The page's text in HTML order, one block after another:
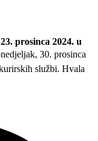
prosinca 2024. u
30. prosinca
službi. Hvala